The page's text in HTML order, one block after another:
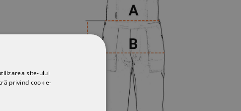
site-ului
privind cookie-